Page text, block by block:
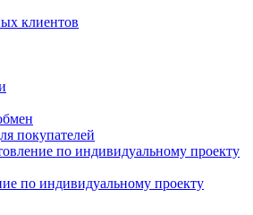
клиентов
покупателей
по индивидуальному проекту
по индивидуальному проекту